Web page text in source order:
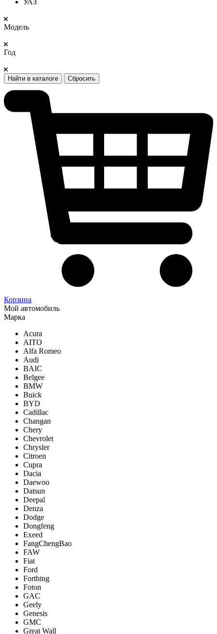
УАЗ
Модель
Год
Найти в каталоге Сбросить
Корзина
Мой автомобиль
Марка
Acura
AITO
Alfa Romeo
Audi
BAIC
Belgee
BMW
Buick
BYD
Cadillac
Changan
Chery
Chevrolet
Chrysler
Citroen
Cupra
Dacia
Daewoo
Datsun
Deepal
Denza
Dodge
Dongfeng
Exeed
FangChengBao
FAW
Fiat
Ford
Forthing
Foton
GAC
Geely
Genesis
GMC
Great Wall